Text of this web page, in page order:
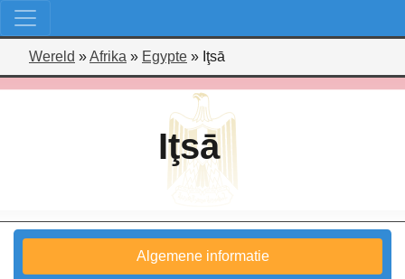
Wereld »Afrika » Egypte » Iţsā
Iţsā
Algemene informatie